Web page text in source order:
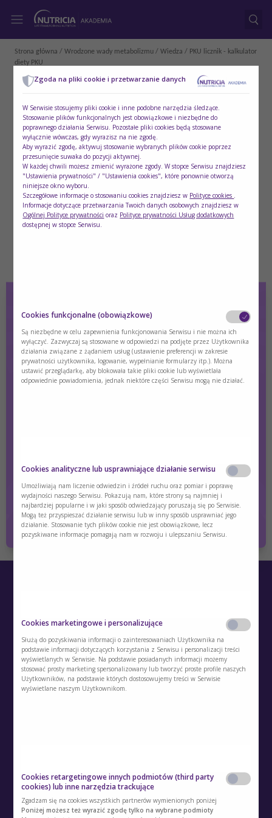
Strona główna / Wrodzone wady metabolizmu / Wiedza / PKU licznik - kalkulator
diety PKU
PKU licznik - kalkulator diety PKU
Sprawdź przydatne narzędzie PKU licznik – kalkulator diety
PKU, który liczy zawartość białka, fenyloalaniny i energii w
komponowanych daniach.
zakresu medycyny, farmacji, pielęgniarstwa,
dietetyki?
Tak Nie
O Akademii
Kontakt
Regulamin kont i usług dodatkowych
Polityka prywatności usług dodatkowych
Zgoda na pliki cookie i przetwarzanie danych
W Serwisie stosujemy pliki cookie i inne podobne narzędzia śledzące.
Stosowanie plików funkcjonalnych jest obowiązkowe i niezbędne do
poprawnego działania Serwisu. Pozostałe pliki cookies będą stosowane
wyłącznie wówczas, gdy wyrazisz na nie zgodę.
Aby wyrazić zgodę, aktywuj stosowanie wybranych plików cookie poprzez
przesunięcie suwaka do pozycji aktywnej.
W każdej chwili możesz zmienić wyrażone zgody. W stopce Serwisu znajdziesz
"Ustawienia prywatności" / "Ustawienia cookies", które ponownie otworzą
niniejsze okno wyboru.
Szczegółowe informacje o stosowaniu cookies znajdziesz w Polityce cookies
Informacje dotyczące przetwarzania Twoich danych osobowych znajdziesz w
Ogólnej Polityce prywatności oraz Polityce prywatności Usług dodatkowych
dostępnej w stopce Serwisu.
Cookies funkcjonalne (obowiązkowe)
Są niezbędne w celu zapewnienia funkcjonowania Serwisu i nie można ich
wyłączyć. Zazwyczaj są stosowane w odpowiedzi na podjęte przez Użytkownika
działania związane z żądaniem usług (ustawienie preferencji w zakresie
prywatności użytkownika, logowanie, wypełnianie formularzy itp.). Można
ustawić przeglądarkę, aby blokowała takie pliki cookie lub wyświetlała
odpowiednie powiadomienia, jednak niektóre części Serwisu mogą nie działać.
Cookies analityczne lub usprawniające działanie serwisu
Umożliwiają nam liczenie odwiedzin i źródeł ruchu oraz pomiar i poprawę
wydajności naszego Serwisu. Pokazują nam, które strony są najmniej i
najbardziej popularne i w jaki sposób odwiedzający poruszają się po Serwisie.
Mogą też przyspieszać działanie serwisu lub w inny sposób usprawniać jego
działanie. Stosowanie tych plików cookie nie jest obowiązkowe, lecz
pozyskiwane informacje pomagają nam w rozwoju i ulepszaniu Serwisu.
Cookies marketingowe i personalizujące
Służą do pozyskiwania informacji o zainteresowaniach Użytkownika na
podstawie informacji dotyczących korzystania z Serwisu i personalizacji treści
wyświetlanych w Serwisie. Na podstawie posiadanych informacji możemy
stosować prosty marketing spersonalizowany lub tworzyć proste profile naszych
Użytkowników, na podstawie których dostosowujemy treści w Serwisie
wyświetlane naszym Użytkownikom.
Cookies retargetingowe innych podmiotów (third party
cookies) lub inne narzędzia trackujące
Zgadzam się na cookies wszystkich partnerów wymienionych poniżej
Poniżej możesz też wyrazić zgodę tylko na wybrane podmioty